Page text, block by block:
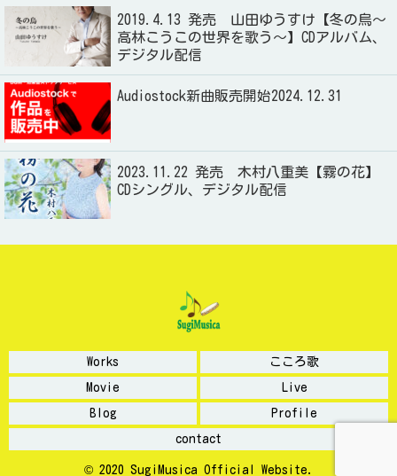
2019.4.13 発売 山田ゆうすけ【冬の烏～
高林こうこの世界を歌う～】CDアルバム、
デジタル配信
Audiostock新曲販売開始2024.12.31
2023.11.22 発売 木村八重美【霧の花】
CDシングル、デジタル配信
Works こころ歌
Movie Live
Blog Profile
contact
© 2020 SugiMusica Official Website.